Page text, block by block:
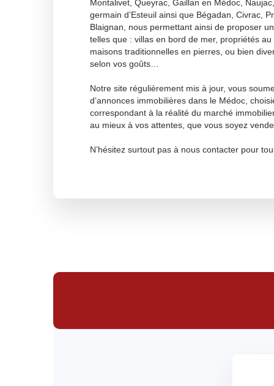
Montalivet, Queyrac, Gaillan en Médoc,
germain d’Esteuil ainsi que Bégadan, Civrac,
Blaignan, nous permettant ainsi de proposer
telles que : villas en bord de mer, propriétés
maisons traditionnelles en pierres, ou bien
selon vos goûts…
Notre site régulièrement mis à jour, vous
d’annonces immobilières dans le Médoc,
correspondant à la réalité du marché
au mieux à vos attentes, que vous soyez
N’hésitez surtout pas à nous contacter pour